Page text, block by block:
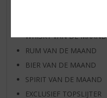
WHISKY VAN DE MAAND
RUM VAN DE MAAND
BIER VAN DE MAAND
SPIRIT VAN DE MAAND
EXCLUSIEF TOPSLIJTER